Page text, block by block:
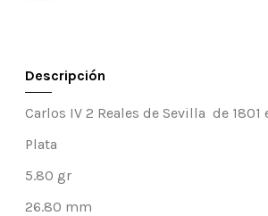
Descripción
Carlos IV 2 Reales de Sevilla de 1801
Plata
5.80 gr
26.80 mm